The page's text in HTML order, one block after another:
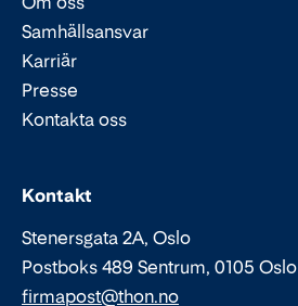
Samhällsansvar
Karriär
Presse
Kontakta oss
Kontakt
Stenersgata 2A, Oslo
Postboks 489 Sentrum, 0105 Oslo
Epost:
firmapost@thon.no
Telefon: